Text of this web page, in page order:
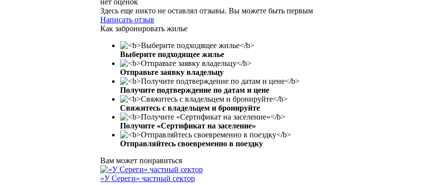
нет оценок
Здесь еще никто не оставлял отзывы. Вы можете быть первым
Написать отзыв
Как забронировать жилье
Выберите подходящее жилье
Отправьте заявку владельцу
Получите подтверждение по датам и цене
Свяжитесь с владельцем и бронируйте
Получите «Сертификат на заселение»
Отправляйтесь своевременно в поездку
Вам может понравиться
«У Сереги» частный сектор